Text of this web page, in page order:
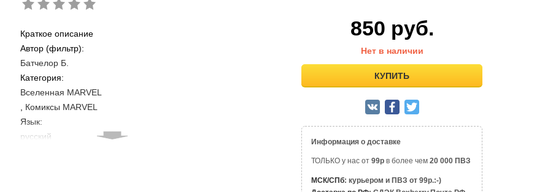
Краткое описание
Автор (фильтр):
Батчелор Б.
Категория:
Вселенная MARVEL
Комиксы MARVEL
Язык:
русский
850 руб.
Нет в наличии
КУПИТЬ
Информация о доставке
ТОЛЬКО у нас от 99р в более чем 20 000 ПВЗ
МСК/СПб: курьером и ПВЗ от 99р.:-)